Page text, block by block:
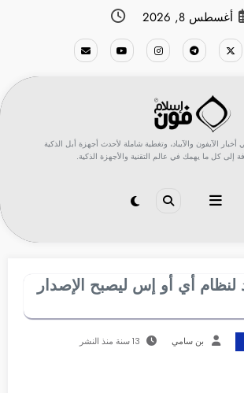
أغسطس 8, 2026
الآيفون والآيباد، وتغطية شاملة لأحدث أجهزة أبل الذكية
إلى كل ما يهمك في عالم التقنية والأجهزة الذكية.
أي أو إس ليصبح الإصدار
بن سامي 13 سنة منذ النشر